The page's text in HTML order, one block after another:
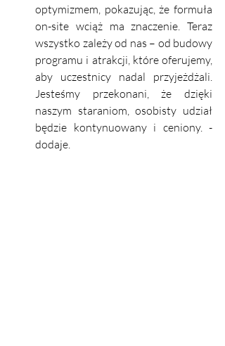
optymizmem, pokazując, że formuła
on-site wciąż ma znaczenie. Teraz
wszystko zależy od nas – od budowy
programu i atrakcji, które oferujemy,
aby uczestnicy nadal przyjeżdżali.
Jesteśmy przekonani, że dzięki
naszym staraniom, osobisty udział
będzie kontynuowany i ceniony. -
dodaje.